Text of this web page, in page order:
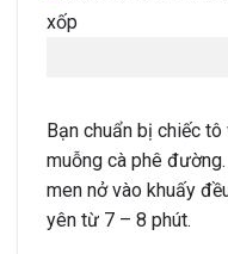
Bạn chuẩn bị chiếc
muỗng cà phê
men nở vào khuấy
yên từ 7 – 8 phút.